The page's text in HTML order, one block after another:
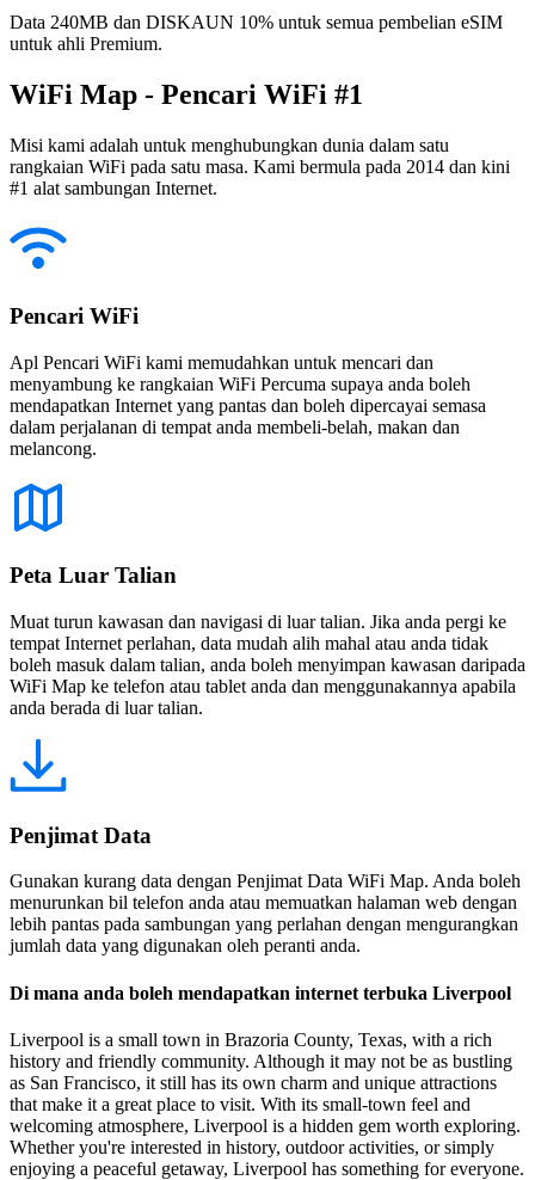
Data 240MB dan DISKAUN 10% untuk semua pembelian eSIM
untuk ahli Premium.
WiFi Map - Pencari WiFi #1
Misi kami adalah untuk menghubungkan dunia dalam satu
rangkaian WiFi pada satu masa. Kami bermula pada 2014 dan kini
#1 alat sambungan Internet.
Pencari WiFi
Apl Pencari WiFi kami memudahkan untuk mencari dan
menyambung ke rangkaian WiFi Percuma supaya anda boleh
mendapatkan Internet yang pantas dan boleh dipercayai semasa
dalam perjalanan di tempat anda membeli-belah, makan dan
melancong.
Peta Luar Talian
Muat turun kawasan dan navigasi di luar talian. Jika anda pergi ke
tempat Internet perlahan, data mudah alih mahal atau anda tidak
boleh masuk dalam talian, anda boleh menyimpan kawasan daripada
WiFi Map ke telefon atau tablet anda dan menggunakannya apabila
anda berada di luar talian.
Penjimat Data
Gunakan kurang data dengan Penjimat Data WiFi Map. Anda boleh
menurunkan bil telefon anda atau memuatkan halaman web dengan
lebih pantas pada sambungan yang perlahan dengan mengurangkan
jumlah data yang digunakan oleh peranti anda.
Di mana anda boleh mendapatkan internet terbuka Liverpool
Liverpool is a small town in Brazoria County, Texas, with a rich
history and friendly community. Although it may not be as bustling
as San Francisco, it still has its own charm and unique attractions
that make it a great place to visit. With its small-town feel and
welcoming atmosphere, Liverpool is a hidden gem worth exploring.
Whether you're interested in history, outdoor activities, or simply
enjoying a peaceful getaway, Liverpool has something for everyone.